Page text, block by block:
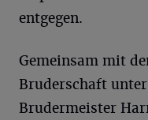
entgegen.
Gemeinsam mit
Bruderschaft
Brudermeister